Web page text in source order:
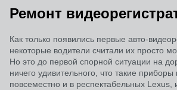
Ремонт
Как только появились первые авто-
некоторые водители считали их просто
Но это до первой спорной ситуации на
ничего удивительного, что такие приборы
повсеместно и в респектабельных Lexus,